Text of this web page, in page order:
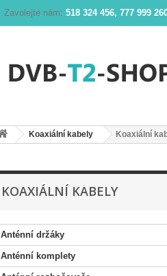
Zavolejte nám: 518 324 456, 777 999
Koaxiální kabely Koaxiální
KOAXIÁLNÍ KABELY
Anténní držáky
Anténní komplety